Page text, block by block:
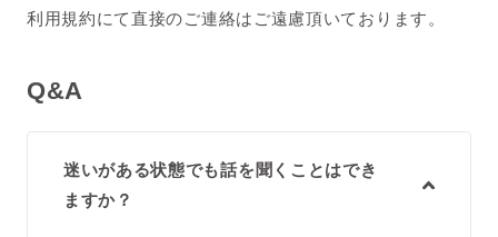
利用規約にて直接のご連絡はご遠慮頂いております。
Q&A
迷いがある状態でも話を聞くことはでき
ますか？